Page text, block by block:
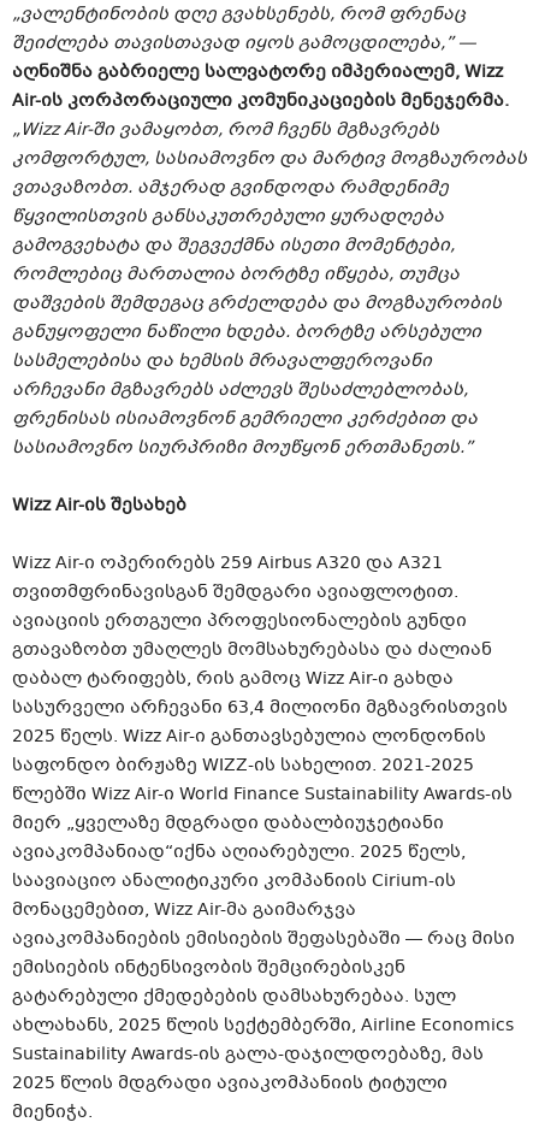
„ვალენტინობის დღე გვახსენებს, რომ ფრენაც
შეიძლება თავისთავად იყოს გამოცდილება,” —
აღნიშნა გაბრიელე სალვატორე იმპერიალემ, Wizz
Air-ის კორპორაციული კომუნიკაციების მენეჯერმა.
„Wizz Air-ში ვამაყობთ, რომ ჩვენს მგზავრებს
კომფორტულ, სასიამოვნო და მარტივ მოგზაურობას
ვთავაზობთ. ამჯერად გვინდოდა რამდენიმე
წყვილისთვის განსაკუთრებული ყურადღება
გამოგვეხატა და შეგვექმნა ისეთი მომენტები,
რომლებიც მართალია ბორტზე იწყება, თუმცა
დაშვების შემდეგაც გრძელდება და მოგზაურობის
განუყოფელი ნაწილი ხდება. ბორტზე არსებული
სასმელებისა და ხემსის მრავალფეროვანი
არჩევანი მგზავრებს აძლევს შესაძლებლობას,
ფრენისას ისიამოვნონ გემრიელი კერძებით და
სასიამოვნო სიურპრიზი მოუწყონ ერთმანეთს.”
Wizz Air-ის შესახებ
Wizz Air-ი ოპერირებს 259 Airbus A320 და A321
თვითმფრინავისგან შემდგარი ავიაფლოტით.
ავიაციის ერთგული პროფესიონალების გუნდი
გთავაზობთ უმაღლეს მომსახურებასა და ძალიან
დაბალ ტარიფებს, რის გამოც Wizz Air-ი გახდა
სასურველი არჩევანი 63,4 მილიონი მგზავრისთვის
2025 წელს. Wizz Air-ი განთავსებულია ლონდონის
საფონდო ბირჟაზე WIZZ-ის სახელით. 2021-2025
წლებში Wizz Air-ი World Finance Sustainability Awards-ის
მიერ „ყველაზე მდგრადი დაბალბიუჯეტიანი
ავიაკომპანიად“იქნა აღიარებული. 2025 წელს,
საავიაციო ანალიტიკური კომპანიის Cirium-ის
მონაცემებით, Wizz Air-მა გაიმარჯვა
ავიაკომპანიების ემისიების შეფასებაში — რაც მისი
ემისიების ინტენსივობის შემცირებისკენ
გატარებული ქმედებების დამსახურებაა. სულ
ახლახანს, 2025 წლის სექტემბერში, Airline Economics
Sustainability Awards-ის გალა-დაჯილდოებაზე, მას
2025 წლის მდგრადი ავიაკომპანიის ტიტული
მიენიჭა.